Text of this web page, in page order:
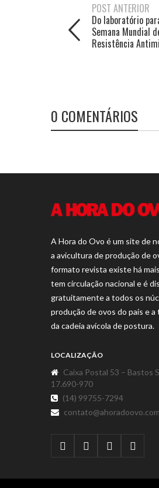
POST ANTERIOR
Do laboratório
Semana Mundial
Resistência
0 COMENTÁRIOS
A Hora do Ovo é um site de
a avicultura de produção de
formato revista existe há
tem circulação nacional e é
gratuitamente a todos os
produção de ovos do país e a
da cadeia avícola de postura.
LOCALIZAÇÃO
Caixa Postal 53 – Bastos
17.690-970
(14) 99755-7294